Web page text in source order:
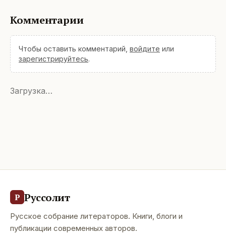
Комментарии
Чтобы оставить комментарий, войдите или
зарегистрируйтесь.
Загрузка…
Р Руссолит
Русское собрание литераторов. Книги, блоги и
публикации современных авторов.